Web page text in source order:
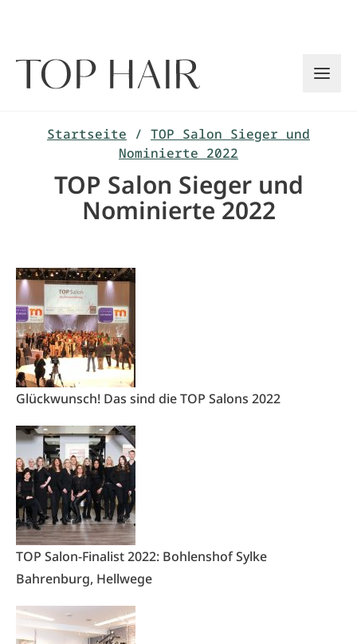
Startseite / TOP Salon Sieger und
Nominierte 2022
TOP Salon Sieger und
Nominierte 2022
Glückwunsch! Das sind die TOP Salons 2022
TOP Salon-Finalist 2022: Bohlenshof Sylke
Bahrenburg, Hellwege